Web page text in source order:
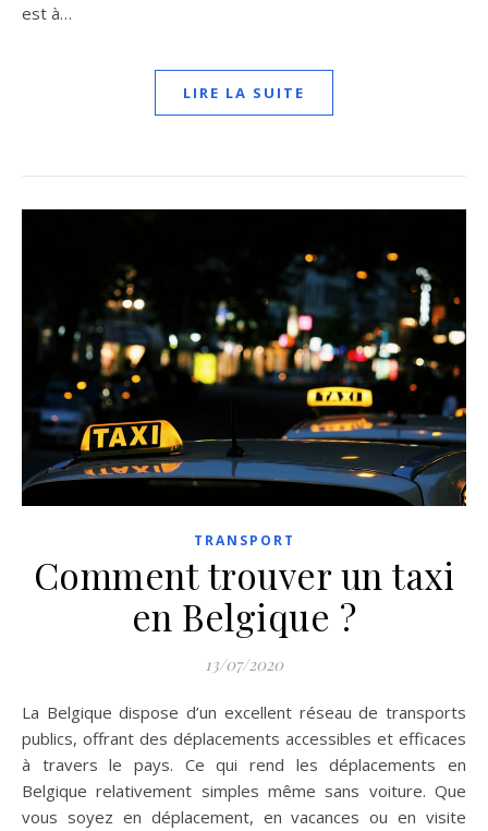
est à…
LIRE LA SUITE
TRANSPORT
Comment trouver un taxi
en Belgique ?
13/07/2020
La Belgique dispose d’un excellent réseau de transports
publics, offrant des déplacements accessibles et efficaces
à travers le pays. Ce qui rend les déplacements en
Belgique relativement simples même sans voiture. Que
vous soyez en déplacement, en vacances ou en visite